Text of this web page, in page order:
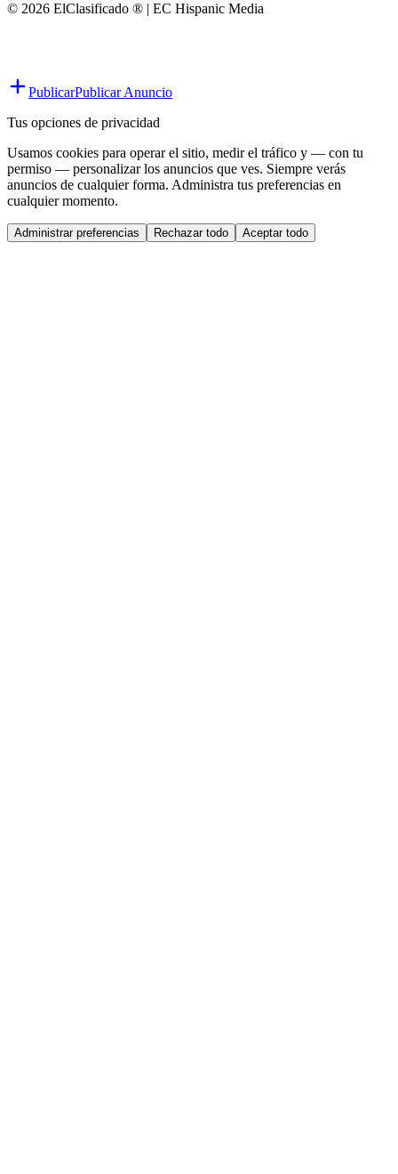
© 2026 ElClasificado ® | EC Hispanic Media
PublicarPublicar Anuncio
Tus opciones de privacidad
Usamos cookies para operar el sitio, medir el tráfico y — con tu
permiso — personalizar los anuncios que ves. Siempre verás
anuncios de cualquier forma. Administra tus preferencias en
cualquier momento.
Administrar preferencias Rechazar todo Aceptar todo